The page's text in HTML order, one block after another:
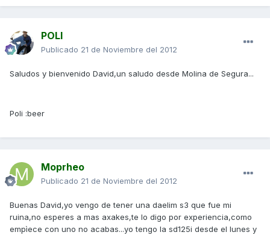
POLI
Publicado 21 de Noviembre del 2012
Saludos y bienvenido David,un saludo desde Molina de Segura...
Poli :beer
Moprheo
Publicado 21 de Noviembre del 2012
Buenas David,yo vengo de tener una daelim s3 que fue mi
ruina,no esperes a mas axakes,te lo digo por experiencia,como
empìece con uno no acabas...yo tengo la sd125i desde el lunes y